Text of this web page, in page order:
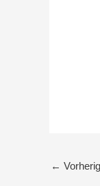
←